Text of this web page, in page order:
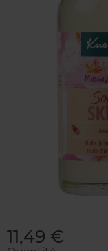
11,49 €